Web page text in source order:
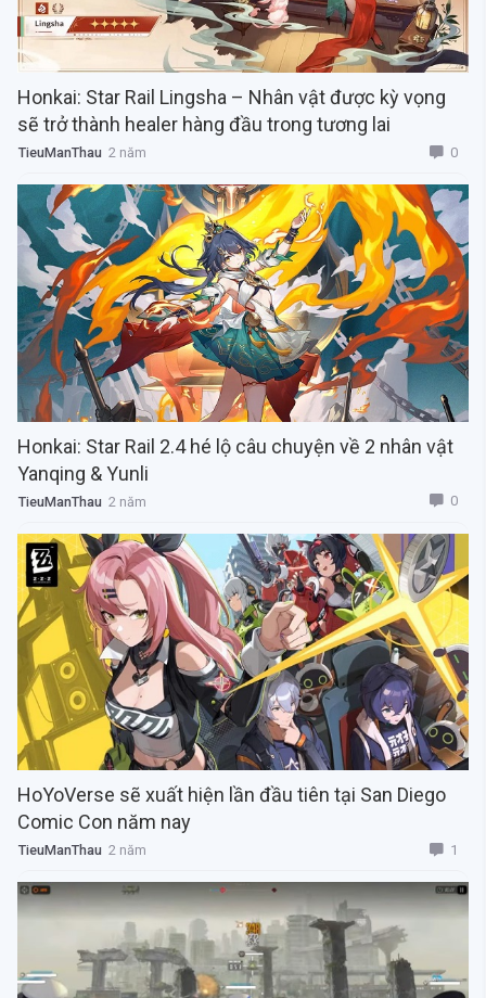
Honkai: Star Rail Lingsha – Nhân vật được kỳ vọng
sẽ trở thành healer hàng đầu trong tương lai
TieuManThau 2 năm 0
Honkai: Star Rail 2.4 hé lộ câu chuyện về 2 nhân vật
Yanqing & Yunli
TieuManThau 2 năm 0
HoYoVerse sẽ xuất hiện lần đầu tiên tại San Diego
Comic Con năm nay
TieuManThau 2 năm 1